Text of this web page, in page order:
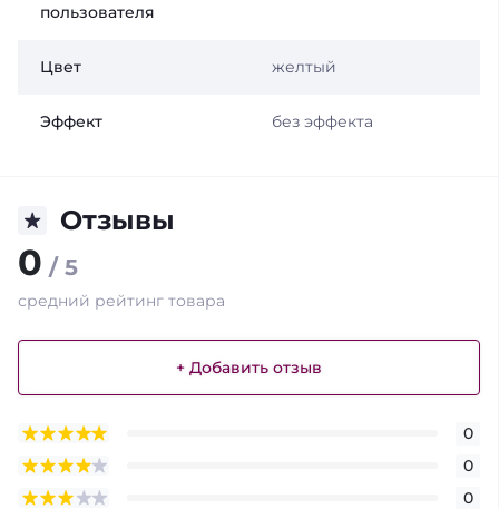
пользователя
Цвет желтый
Эффект без эффекта
Отзывы
0 / 5
средний рейтинг товара
+ Добавить отзыв
0
0
0